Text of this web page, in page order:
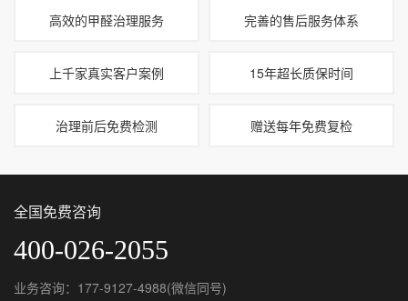
高效的甲醛治理服务 完善的售后服务体系
上千家真实客户案例 15年超长质保时间
治理前后免费检测 赠送每年免费复检
全国免费咨询
400-026-2055
业务咨询：177-9127-4988(微信同号)